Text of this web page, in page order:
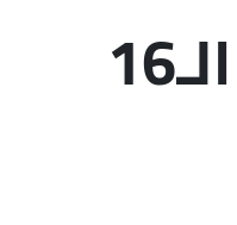
تاريخ مواجهات مصر والأرجنتين قبل موقعة دور الـ16